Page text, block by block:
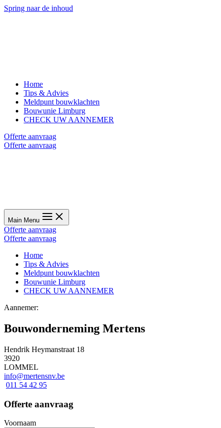
Spring naar de inhoud
Home
Tips & Advies
Meldpunt bouwklachten
Bouwunie Limburg
CHECK UW AANNEMER
Offerte aanvraag
Offerte aanvraag
Main Menu
Offerte aanvraag
Offerte aanvraag
Home
Tips & Advies
Meldpunt bouwklachten
Bouwunie Limburg
CHECK UW AANNEMER
Aannemer:
Bouwonderneming Mertens
Hendrik Heymanstraat 18
3920
LOMMEL
info@mertensnv.be
011 54 42 95
Offerte aanvraag
Voornaam